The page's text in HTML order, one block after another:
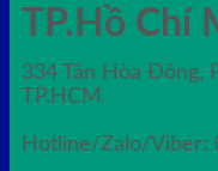
TP.Hồ Chí
334 Tân Hòa Đông,
TP.HCM
Hotline/Zalo/Viber: